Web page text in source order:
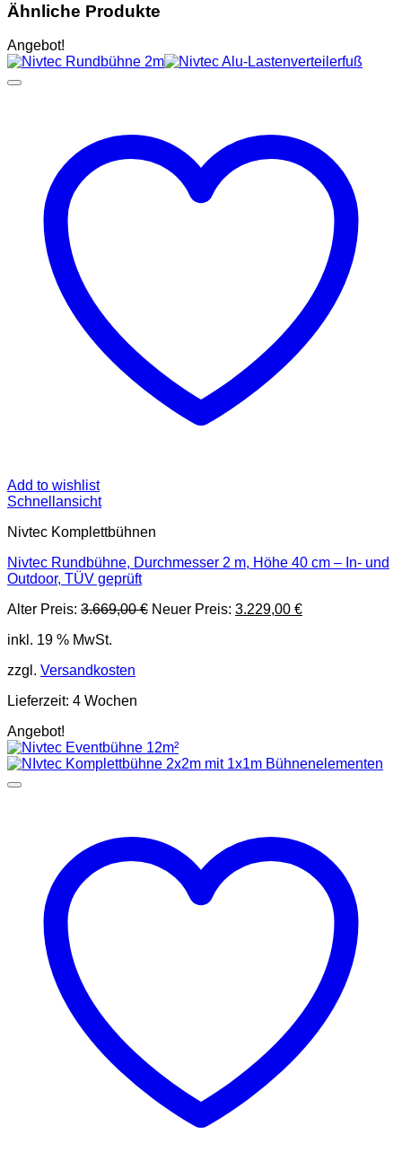
Ähnliche Produkte
Angebot!
Add to wishlist
Schnellansicht
Nivtec Komplettbühnen
Nivtec Rundbühne, Durchmesser 2 m, Höhe 40 cm – In- und
Outdoor, TÜV geprüft
Alter Preis: 3.669,00€ Ursprünglicher
Neuer Preis: 3.229,00 €Aktueller
inkl. 19 % MwSt.
zzgl. Versandkosten
Lieferzeit: 4 Wochen
Angebot!